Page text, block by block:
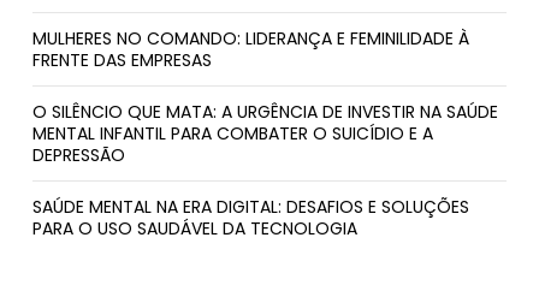
MULHERES NO COMANDO: LIDERANÇA E FEMINILIDADE À
FRENTE DAS EMPRESAS
O SILÊNCIO QUE MATA: A URGÊNCIA DE INVESTIR NA SAÚDE
MENTAL INFANTIL PARA COMBATER O SUICÍDIO E A
DEPRESSÃO
SAÚDE MENTAL NA ERA DIGITAL: DESAFIOS E SOLUÇÕES
PARA O USO SAUDÁVEL DA TECNOLOGIA